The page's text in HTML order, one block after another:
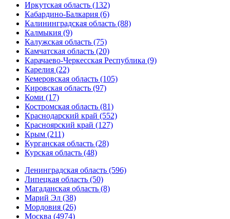
Иркутская область (132)
Кабардино-Балкария (6)
Калининградская область (88)
Калмыкия (9)
Калужская область (75)
Камчатская область (20)
Карачаево-Черкесская Республика (9)
Карелия (22)
Кемеровская область (105)
Кировская область (97)
Коми (17)
Костромская область (81)
Краснодарский край (552)
Красноярский край (127)
Крым (211)
Курганская область (28)
Курская область (48)
Ленинградская область (596)
Липецкая область (50)
Магаданская область (8)
Марий Эл (38)
Мордовия (26)
Москва (4974)